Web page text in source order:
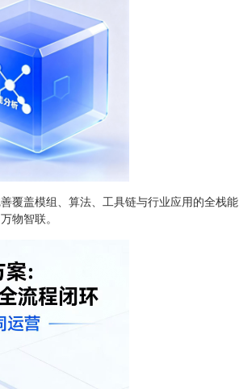
盖模组、算法、工具链与行业应用的全栈能
物智联。